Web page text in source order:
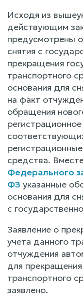
Исходя из
действующим
предусмотрены
снятия с
прекращения
транспортного
основания для
на факт
обращения
средства.
Федерального
ФЗ указанные
основания для
с
Заявление о
учета данного
отчуждения
для
транспортного
заявлено.